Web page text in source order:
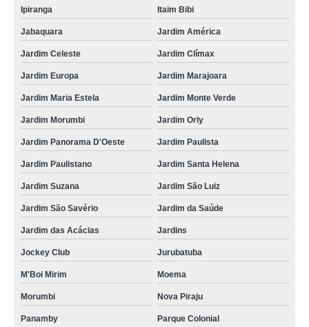
kit de festa infantil preço Vila Buarque
encomendar kit festa de aniversário infantil Pirituba
quem faz kit de festa infantil Água Espraiada
encomendar kit para festa infantil Butantã
kit lanchinho festa infantil Água Branca
kits lanches festa infantil Vila Madalena
encomendar kit para festa infantil Real Parque
kit lanchinho festa infantil preço Socorro
kits doce festa infantil Brás
kit lanche festa infantil Perus
kit doces para festa infantil Santo Amaro
quem faz kit lanche festa infantil Vila Andrade
Ipiranga Itaim Bibi
Jabaquara Jardim América
Jardim Celeste Jardim Clímax
Jardim Europa Jardim Marajoara
Jardim Maria Estela Jardim Monte Verde
Jardim Morumbi Jardim Orly
Jardim Panorama D'Oeste Jardim Paulista
Jardim Paulistano Jardim Santa Helena
Jardim Suzana Jardim São Luiz
Jardim São Savério Jardim da Saúde
Jardim das Acácias Jardins
Jockey Club Jurubatuba
M'Boi Mirim Moema
Morumbi Nova Piraju
Panamby Parque Colonial